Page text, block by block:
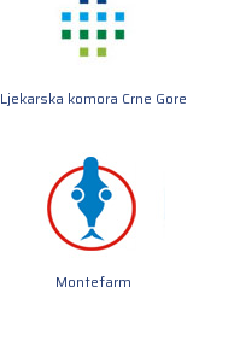
Ljekarska komora Crne Gore
Montefarm